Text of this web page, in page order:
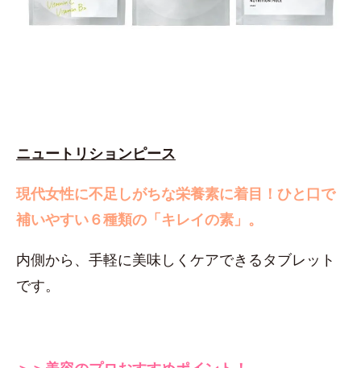
ニュートリションピース
現代女性に不足しがちな栄養素に着目！ ひと口で
補いやすい６種類の「キレイの素」。
内側から、手軽に美味しくケアできるタブレット
です。